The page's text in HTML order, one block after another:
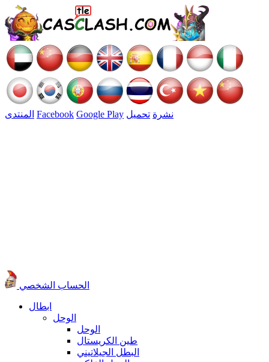
المنتدى Facebook Google Play نشرة تحميل
الحساب الشخصي
ابطال
الوحل
الوحل
طين الكريستال
البطل الجيلاتيني